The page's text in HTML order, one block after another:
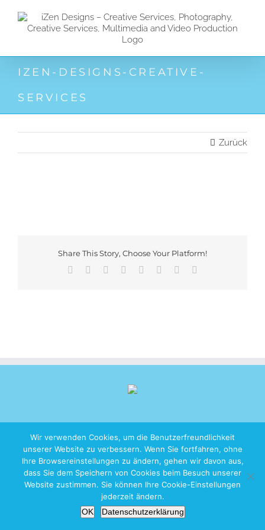
Inhalt
springen
IZEN-DESIGNS-CREATIVE-
SERVICES
Zurück
Share This Story, Choose Your Platform!
Facebook Reddit LinkedIn
TumblrPinterest
Copyright 2026 iZen Designs | All Rights Reserved | Imprint|Privacy
Wir verwenden Cookies, um die Benutzerfreundlichkeit
unserer Website zu verbessern. Wenn Sie fortfahren, ohne
Ihre Browsereinstellungen zu ändern, gehen wir davon aus,
dass Sie dem Speichern von Cookies beim Besuch unserer
Website zustimmen. Sie können Ihre Cookie-Einstellungen
jederzeit ändern.
OK
Datenschutzerklärung